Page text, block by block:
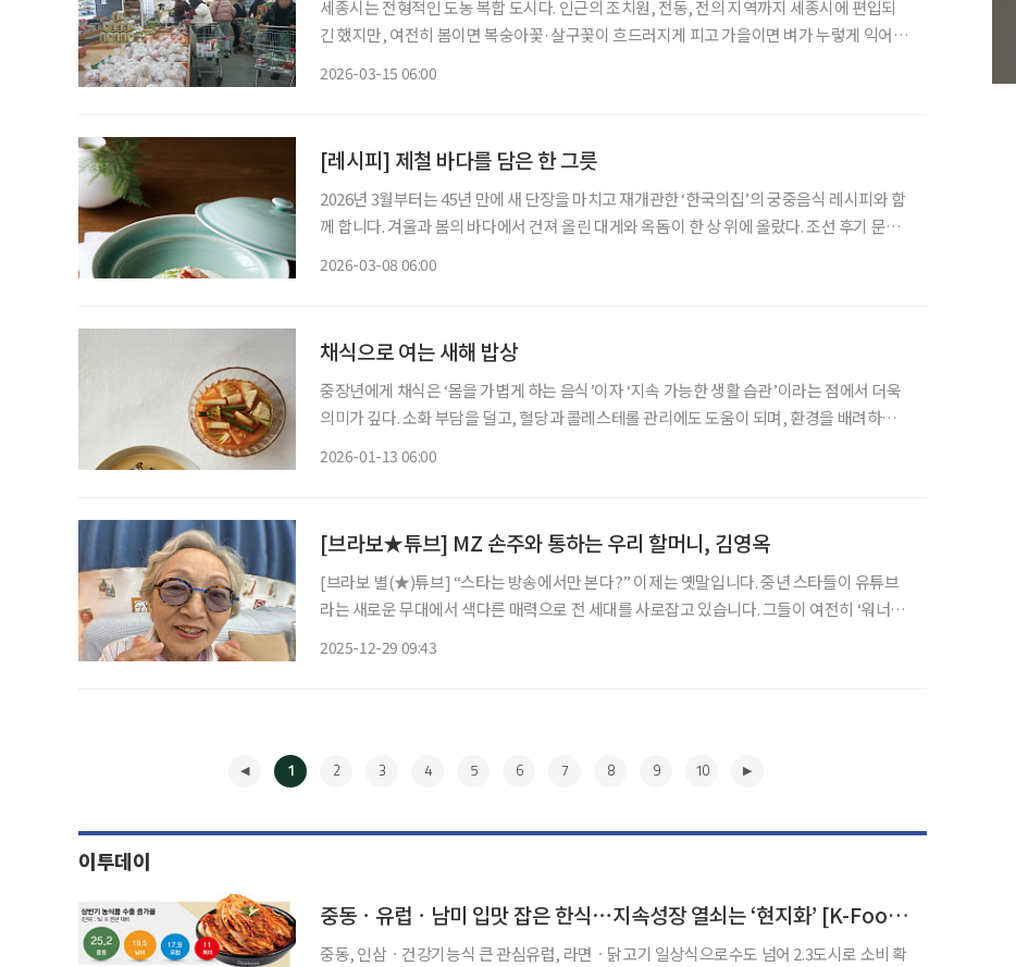
세종시는 전형적인 도농 복합 도시다. 인근의 조치원, 전동, 전의 지역까지 세종시에 편입되
긴 했지만, 여전히 봄이면 복숭아꽃·살구꽃이 흐드러지게 피고 가을이면 벼가 누렇게 익어가
2026-03-15 06:00
[레시피] 제철 바다를 담은 한 그릇
2026년 3월부터는 45년 만에 새 단장을 마치고 재개관한 ‘한국의집’의 궁중음식 레시피와 함
께 합니다. 겨울과 봄의 바다에서 건져 올린 대게와 옥돔이 한 상 위에 올랐다. 조선 후기 문헌
2026-03-08 06:00
채식으로 여는 새해 밥상
중장년에게 채식은 ‘몸을 가볍게 하는 음식’이자 ‘지속 가능한 생활 습관’이라는 점에서 더욱
의미가 깊다. 소화 부담을 덜고, 혈당과 콜레스테롤 관리에도 도움이 되며, 환경을 배려하는
2026-01-13 06:00
[브라보★튜브] MZ 손주와 통하는 우리 할머니, 김영옥
[브라보 별(★)튜브] “스타는 방송에서만 본다?” 이제는 옛말입니다. 중년 스타들이 유튜브
라는 새로운 무대에서 색다른 매력으로 전 세대를 사로잡고 있습니다. 그들이 여전히 ‘워너
2025-12-29 09:43
1 2 3 4 5 6 7 8 9 10
이투데이
중동ㆍ유럽ㆍ남미 입맛 잡은 한식⋯지속성장 열쇠는 ‘현지화’ [K-Food+ 수출 새판 짜기②]
중동, 인삼ㆍ건강기능식 큰 관심유럽, 라면ㆍ닭고기 일상식으로수도 넘어 2.3도시로 소비 확